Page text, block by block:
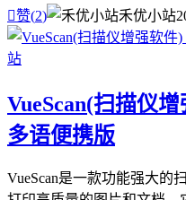
赞(2) 禾优小站
VueScan(扫描仪
多语便携版
VueScan是一款功能强大的